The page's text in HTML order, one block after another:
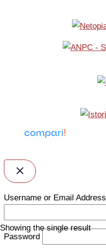
Showing the single result
Username or Email Address
Password